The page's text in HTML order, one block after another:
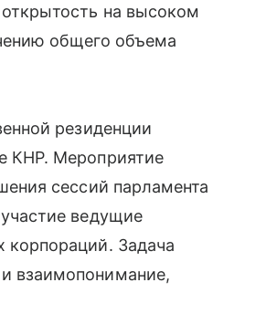
на высоком
общего объема
резиденции
КНР. Мероприятие
сессий парламента
ведущие
корпораций. Задача
взаимопонимание,